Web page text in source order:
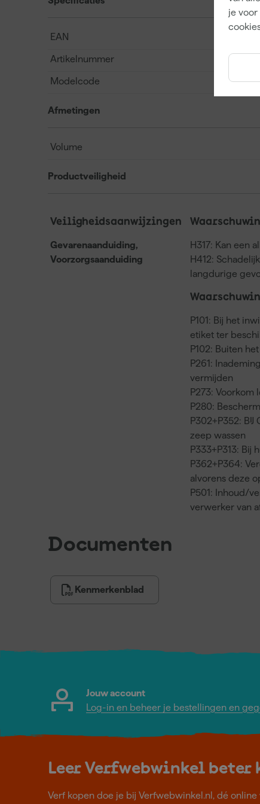
je voor
EAN
Artikelnummer
Modelcode
Afmetingen
Volume
Productveiligheid
Veiligheidsaanwijzingen
Gevarenaanduiding,
Voorzorgsaanduiding
H317: Kan een
H412:
langdurige
P101: Bij het
etiket ter
P102: Buiten
P261:
vermijden
P273: Voorkom
P280:
P302+P352:
zeep wassen
P333+P313: Bij
P362+P364:
alvorens deze
P501: Inhoud/
verwerker van
Documenten
Kenmerkenblad
Jouw account
Log-in en beheer je bestellingen en
Leer Verfwebwinkel beter
Verf kopen doe je bij Verfwebwinkel.nl, dé